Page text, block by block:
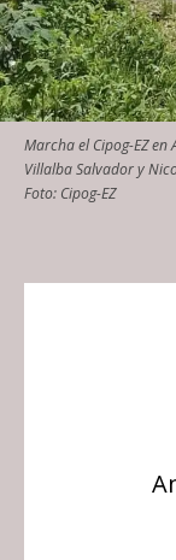
Marcha el Cipog-EZ
Villalba Salvador y
Foto: Cipog-EZ